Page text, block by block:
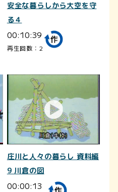
安全な暮らしから大空を守
る４
00:10:39
再生回数：2
庄川と人々の暮らし 資料編
9 川倉の図
00:00:13